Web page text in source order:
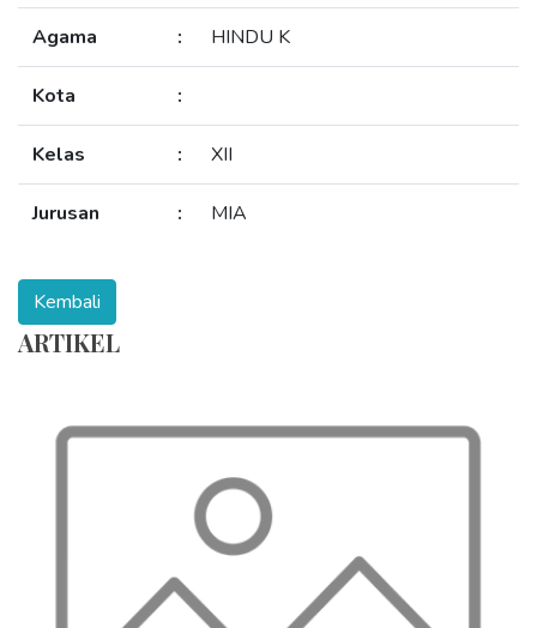
Agama : HINDU K
Kota :
Kelas : XII
Jurusan : MIA
ARTIKEL